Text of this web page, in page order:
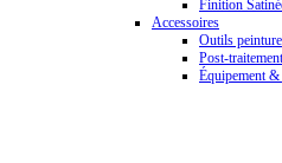
Finition
Accessoires
Outils peinture
Post-
Équipement